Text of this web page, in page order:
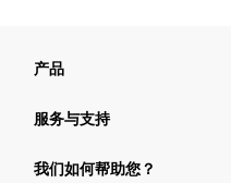
产品
服务与支持
我们如何帮助您？